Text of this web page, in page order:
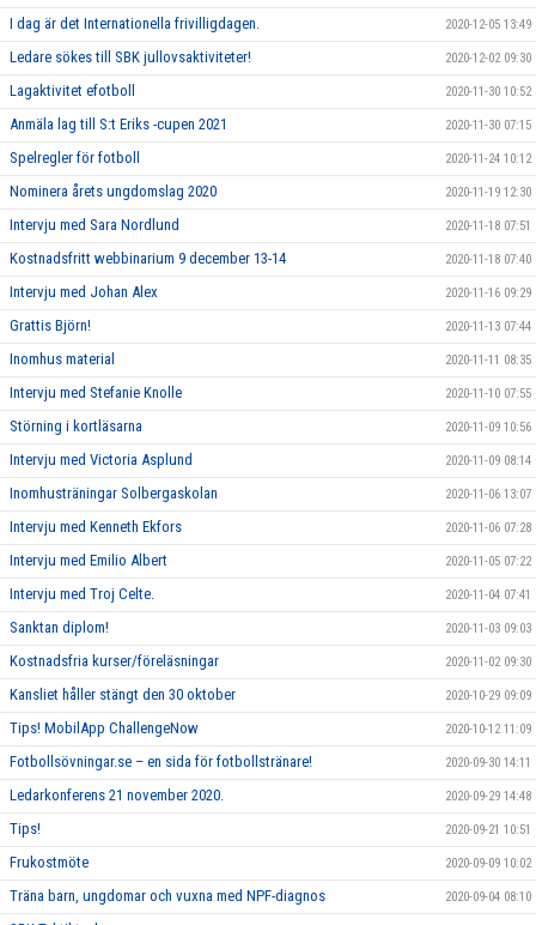
I dag är det Internationella frivilligdagen. 2020-12-05 13:49
Ledare sökes till SBK jullovsaktiviteter! 2020-12-02 09:30
Lagaktivitet efotboll 2020-11-30 10:52
Anmäla lag till S:t Eriks -cupen 2021 2020-11-30 07:15
Spelregler för fotboll 2020-11-24 10:12
Nominera årets ungdomslag 2020 2020-11-19 12:30
Intervju med Sara Nordlund 2020-11-18 07:51
Kostnadsfritt webbinarium 9 december 13-14 2020-11-18 07:40
Intervju med Johan Alex 2020-11-16 09:29
Grattis Björn! 2020-11-13 07:44
Inomhus material 2020-11-11 08:35
Intervju med Stefanie Knolle 2020-11-10 07:55
Störning i kortläsarna 2020-11-09 10:56
Intervju med Victoria Asplund 2020-11-09 08:14
Inomhusträningar Solbergaskolan 2020-11-06 13:07
Intervju med Kenneth Ekfors 2020-11-06 07:28
Intervju med Emilio Albert 2020-11-05 07:22
Intervju med Troj Celte. 2020-11-04 07:41
Sanktan diplom! 2020-11-03 09:03
Kostnadsfria kurser/föreläsningar 2020-11-02 09:30
Kansliet håller stängt den 30 oktober 2020-10-29 09:09
Tips! MobilApp ChallengeNow 2020-10-12 11:09
Fotbollsövningar.se – en sida för fotbollstränare! 2020-09-30 14:11
Ledarkonferens 21 november 2020. 2020-09-29 14:48
Tips! 2020-09-21 10:51
Frukostmöte 2020-09-09 10:02
Träna barn, ungdomar och vuxna med NPF-diagnos 2020-09-04 08:10